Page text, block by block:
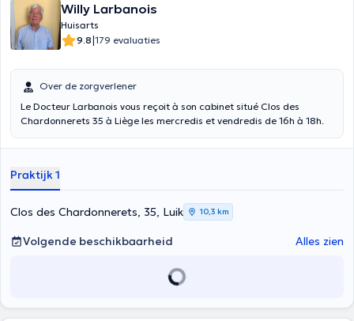
Willy Larbanois
Huisarts
9.8|179 evaluaties
Over de zorgverlener
Le Docteur Larbanois vous reçoit à son cabinet situé Clos des
Chardonnerets 35 à Liège les mercredis et vendredis de 16h à 18h.
Praktijk 1
Clos des Chardonnerets, 35, Luik 10,3 km
Volgende beschikbaarheid Alles zien